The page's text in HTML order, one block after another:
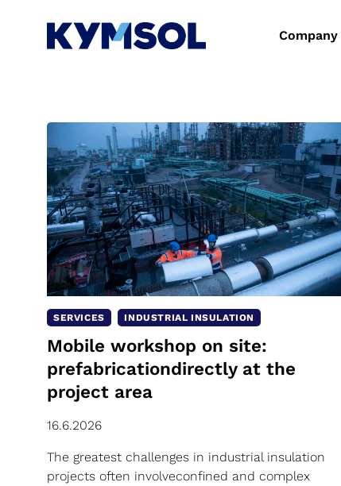
Company
SERVICES INDUSTRIAL INSULATION
Mobile workshop on site:
prefabricationdirectly at the
project area
16.6.2026
The greatest challenges in industrial insulation
projects often involveconfined and complex